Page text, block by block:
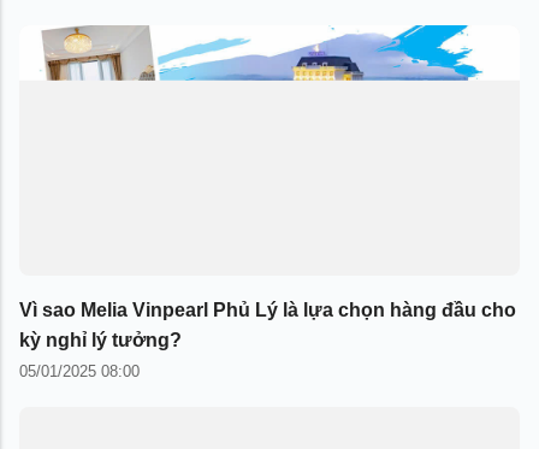
Vì sao Melia Vinpearl Phủ Lý là lựa chọn hàng đầu cho
kỳ nghỉ lý tưởng?
05/01/2025 08:00